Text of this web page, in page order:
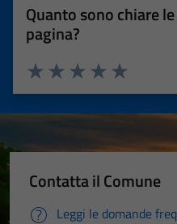
Quanto sono chiare
pagina?
Valuta 5
Valuta 4 stelle
Valuta 3 stelle su 5
Valuta 2 stelle su 5
Valuta 1 stelle su 5
Contatta il Comune
Leggi le domande